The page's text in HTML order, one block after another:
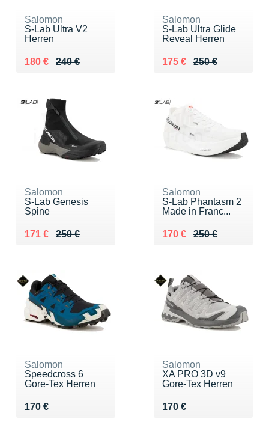
Salomon
S-Lab Ultra V2
Herren
240 €
Au lieu de 240 €
180 €
Vendu 180 €
Salomon
S-Lab Ultra Glide
Reveal Herren
250 €
Au lieu de 250 €
175 €
Vendu 175 €
Salomon
S-Lab Genesis
Spine
250 €
Au lieu de 250 €
171 €
Vendu 171 €
Salomon
S-Lab Phantasm 2
Made in Franc...
250 €
Au lieu de 250 €
170 €
Vendu 170 €
Salomon
Speedcross 6
Gore-Tex Herren
170 €
Vendu 170 €
Salomon
XA PRO 3D v9
Gore-Tex Herren
170 €
Vendu 170 €